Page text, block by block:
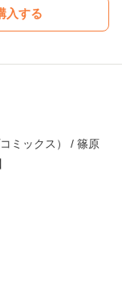
入する
ミックス） / 篠原